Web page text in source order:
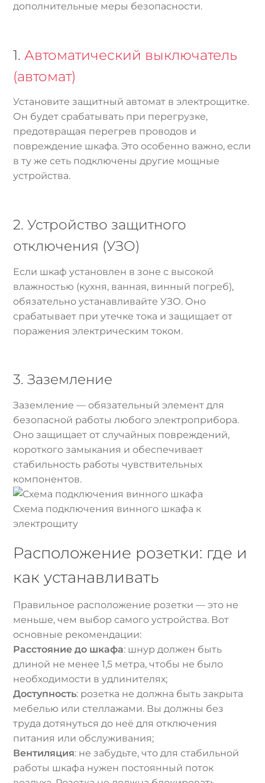
дополнительные меры безопасности.
1.Автоматический выключатель
(автомат)
Установите защитный автомат в электрощитке.
Он будет срабатывать при перегрузке,
предотвращая перегрев проводов и
повреждение шкафа. Это особенно важно, если
в ту же сеть подключены другие мощные
устройства.
2. Устройство защитного
отключения (УЗО)
Если шкаф установлен в зоне с высокой
влажностью (кухня, ванная, винный погреб),
обязательно устанавливайте УЗО. Оно
срабатывает при утечке тока и защищает от
поражения электрическим током.
3. Заземление
Заземление — обязательный элемент для
безопасной работы любого электроприбора.
Оно защищает от случайных повреждений,
короткого замыкания и обеспечивает
стабильность работы чувствительных
компонентов.
Схема подключения винного шкафа к
электрощиту
Расположение розетки: где и
как устанавливать
Правильное расположение розетки — это не
меньше, чем выбор самого устройства. Вот
основные рекомендации:
Расстояние до шкафа: шнур должен быть
длиной не менее 1,5 метра, чтобы не было
необходимости в удлинителях;
Доступность: розетка не должна быть закрыта
мебелью или стеллажами. Вы должны без
труда дотянуться до неё для отключения
питания или обслуживания;
Вентиляция: не забудьте, что для стабильной
работы шкафа нужен постоянный поток